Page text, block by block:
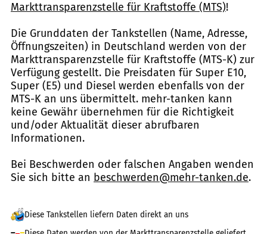
Markttransparenzstelle für Kraftstoffe (MTS)!
Die Grunddaten der Tankstellen (Name, Adresse,
Öffnungszeiten) in Deutschland werden von der
Markttransparenzstelle für Kraftstoffe (MTS-K) zur
Verfügung gestellt. Die Preisdaten für Super E10,
Super (E5) und Diesel werden ebenfalls von der
MTS-K an uns übermittelt. mehr-tanken kann
keine Gewähr übernehmen für die Richtigkeit
und/oder Aktualität dieser abrufbaren
Informationen.
Bei Beschwerden oder falschen Angaben wenden
Sie sich bitte an beschwerden@mehr-tanken.de.
Diese Tankstellen liefern Daten direkt an uns